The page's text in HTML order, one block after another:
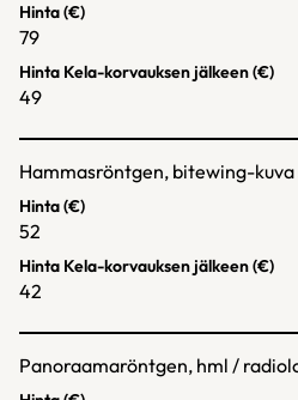
Hinta (€)
79
Hinta Kela-korvauksen jälkeen (€)
49
Hammasröntgen, bitewing-
Hinta (€)
52
Hinta Kela-korvauksen jälkeen (€)
42
Panoraamaröntgen, hml /